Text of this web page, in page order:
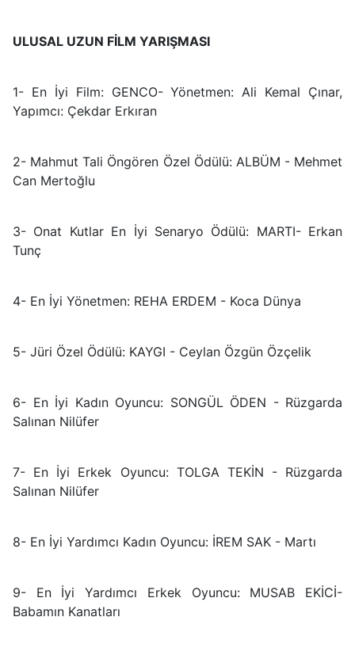
ULUSAL UZUN FİLM YARIŞMASI
1- En İyi Film: GENCO- Yönetmen: Ali Kemal Çınar,
Yapımcı: Çekdar Erkıran
2- Mahmut Tali Öngören Özel Ödülü: ALBÜM - Mehmet
Can Mertoğlu
3- Onat Kutlar En İyi Senaryo Ödülü: MARTI- Erkan
Tunç
4- En İyi Yönetmen: REHA ERDEM - Koca Dünya
5- Jüri Özel Ödülü: KAYGI - Ceylan Özgün Özçelik
6- En İyi Kadın Oyuncu: SONGÜL ÖDEN - Rüzgarda
Salınan Nilüfer
7- En İyi Erkek Oyuncu: TOLGA TEKİN - Rüzgarda
Salınan Nilüfer
8- En İyi Yardımcı Kadın Oyuncu: İREM SAK - Martı
9- En İyi Yardımcı Erkek Oyuncu: MUSAB EKİCİ-
Babamın Kanatları